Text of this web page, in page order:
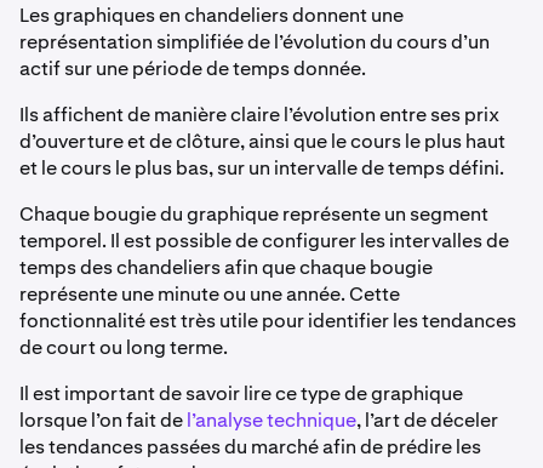
Les graphiques en chandeliers donnent une
représentation simplifiée de l’évolution du cours d’un
actif sur une période de temps donnée.
Ils affichent de manière claire l’évolution entre ses prix
d’ouverture et de clôture, ainsi que le cours le plus haut
et le cours le plus bas, sur un intervalle de temps défini.
Chaque bougie du graphique représente un segment
temporel. Il est possible de configurer les intervalles de
temps des chandeliers afin que chaque bougie
représente une minute ou une année. Cette
fonctionnalité est très utile pour identifier les tendances
de court ou long terme.
Il est important de savoir lire ce type de graphique
lorsque l’on fait del’analyse technique, l’art de déceler
les tendances passées du marché afin de prédire les